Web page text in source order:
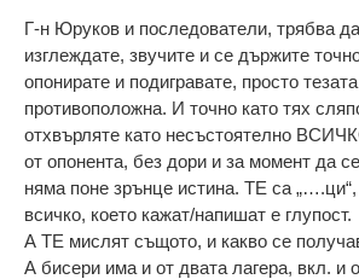
Г-н Юруков и последователи, трябва
изглеждате, звучите и се държите
опонирате и подигравате, просто
противоположна. И точно като тях
отхвърляте като несъстоятелно
от опонента, без дори и за момент да
няма поне зрънце истина. ТЕ са
всичко, което кажат/напишат е глупост.
А ТЕ мислят същото, и какво се
А бисери има и от двата лагера, вкл. и